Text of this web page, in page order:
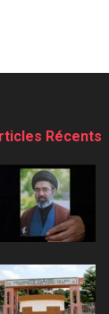
Récents